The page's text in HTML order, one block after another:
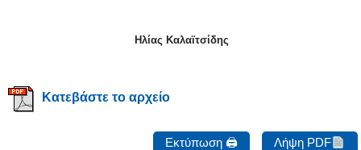
Ηλίας Καλαϊτσίδης
Κατεβάστε το αρχείο
Εκτύπωση 🖨 Λήψη PDF